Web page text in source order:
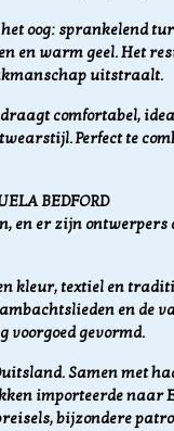
oog: sprankelend
en warm geel. Het
uitstraalt.
comfortabel,
Perfect te
BEDFORD
en er zijn ontwerpers
kleur, textiel en
en de
voorgoed gevormd.
Samen met
importeerde naar
bijzondere